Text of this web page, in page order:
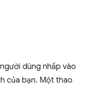
dùng nhấp vào
của bạn. Một thao